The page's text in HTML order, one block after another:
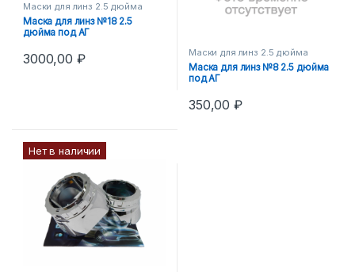
Маски для линз 2.5 дюйма
Маска для линз №18 2.5
дюйма под АГ
3000,00 ₽ Маски для линз 2.5 дюйма
Маска для линз №8 2.5 дюйма
под АГ
350,00₽
Нет в наличии